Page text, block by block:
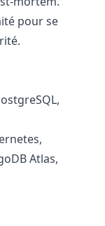
pour se
Atlas,